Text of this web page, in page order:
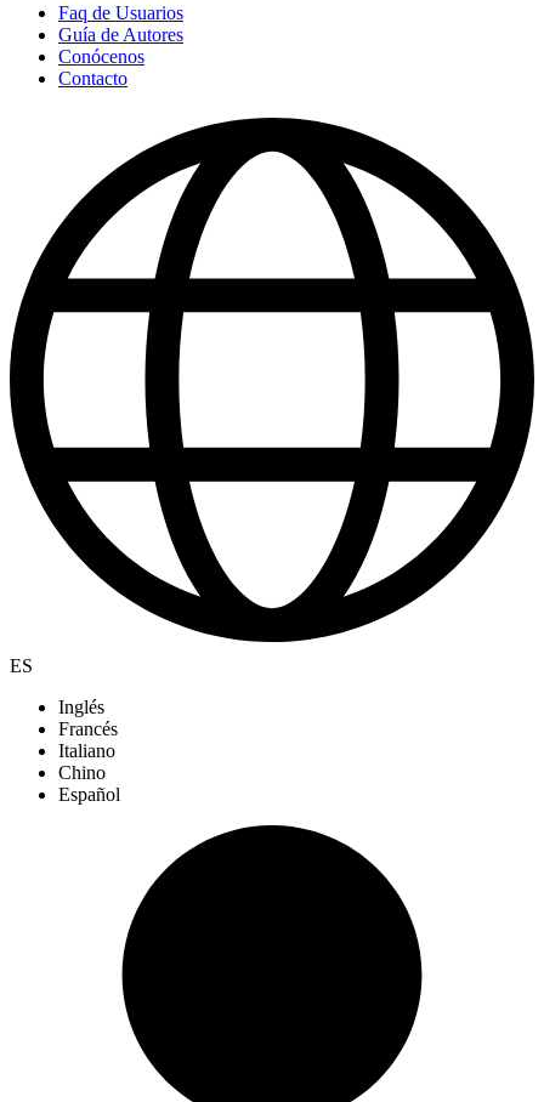
Faq de Usuarios
Guía de Autores
Conócenos
Contacto
ES
Inglés
Francés
Italiano
Chino
Español